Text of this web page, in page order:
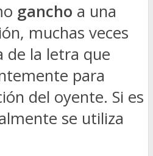
gancho a una
muchas veces
de la letra que
para
del oyente. Si es
se utiliza